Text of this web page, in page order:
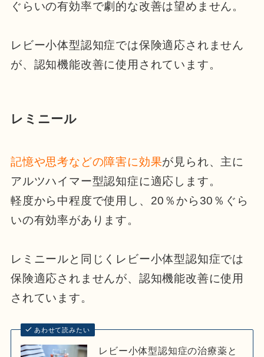
ぐらいの有効率で劇的な改善は望めません。
レビー小体型認知症では保険適応されません
が、認知機能改善に使用されています。
レミニール
記憶や思考などの障害に効果が見られ、主に
アルツハイマー型認知症に適応します。
軽度から中程度で使用し、20％から30％ぐら
いの有効率があります。
レミニールと同じくレビー小体型認知症では
保険適応されませんが、認知機能改善に使用
されています。
あわせて読みたい
レビー小体型認知症の治療薬と